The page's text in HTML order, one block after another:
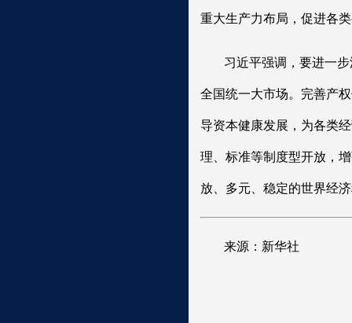
重大生产力布局，促进各
习近平强调，要进一
全国统一大市场。完善产
导资本健康发展，为各类
理、标准等制度型开放，
放、多元、稳定的世界经
来源：新华社